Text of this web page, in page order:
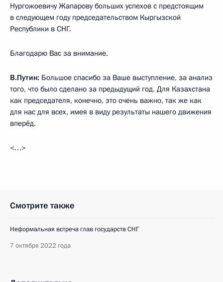
Нургожоевичу Жапарову больших успехов с предстоящим
в следующем году председательством Кыргызской
Республики в СНГ.
Благодарю Вас за внимание.
В.Путин: Большое спасибо за Ваше выступление, за анализ
того, что было сделано за предыдущий год. Для Казахстана
как председателя, конечно, это очень важно, так же как
для нас для всех, имея в виду результаты нашего движения
вперёд.
<…>
Смотрите также
Неформальная встреча глав государств СНГ
7 октября 2022 года